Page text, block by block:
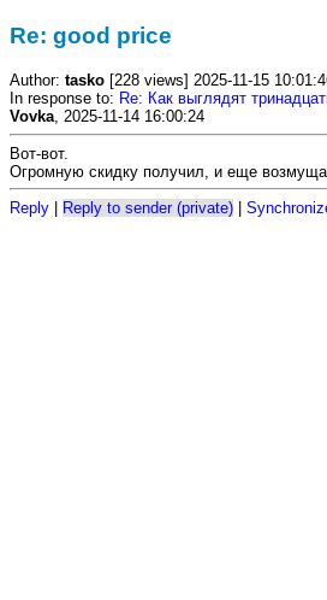
Re: good price
Author: tasko [228 views] 2025-11-15
In response to: Re: Как выглядят
Vovka, 2025-11-14 16:00:24
Вот-вот.
Огромную скидку получил, и еще
Reply Reply to sender (private)